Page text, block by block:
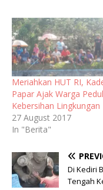
Meriahkan HUT RI,
Papar Ajak Warga
Kebersihan Lingkungan
27 August 2017
In "Berita"
Di Kediri
Tengah